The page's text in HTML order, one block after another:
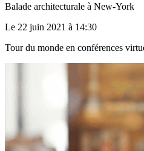
Balade architecturale à New-York
Le 22 juin 2021 à 14:30
Tour du monde en conférences